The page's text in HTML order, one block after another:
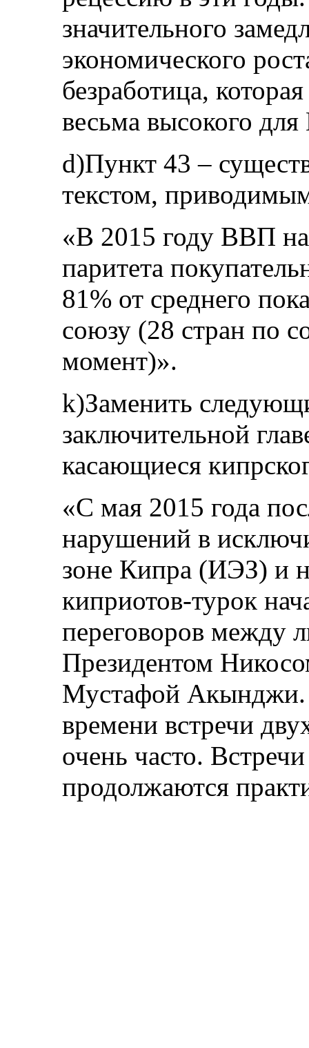
значительного
экономического
безработица,
весьма высокого
d)Пункт 43 –
текстом,
«В 2015 году ВВП
паритета
81% от среднего
союзу (28 стран по
момент)».
k)Заменить
заключительной
касающиеся
«С мая 2015 года
нарушений в
зоне Кипра (ИЭЗ) и
киприотов-турок
переговоров между
Президентом
Мустафой Акынджи.
времени встречи
очень часто.
продолжаются